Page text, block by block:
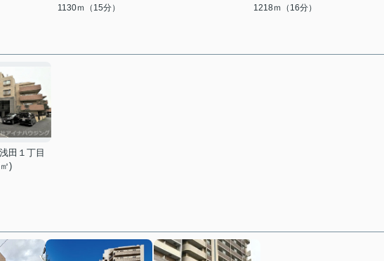
1130ｍ（15分） 1218ｍ（16分）
田１丁目
)